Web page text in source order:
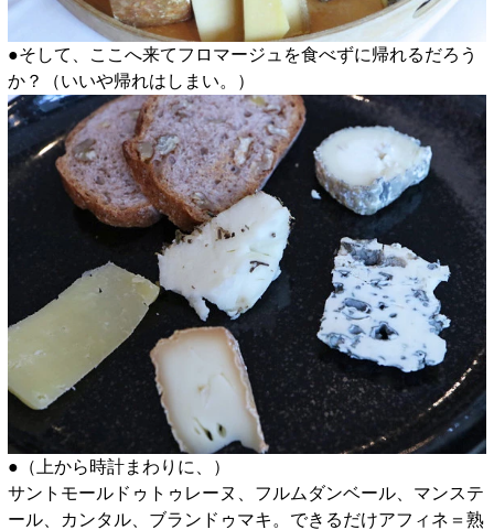
●そして、ここへ来てフロマージュを食べずに帰れるだろう
か？（いいや帰れはしまい。）
●（上から時計まわりに、）
サントモールドゥトゥレーヌ、フルムダンベール、マンステ
ール、カンタル、ブランドゥマキ。できるだけアフィネ＝熟